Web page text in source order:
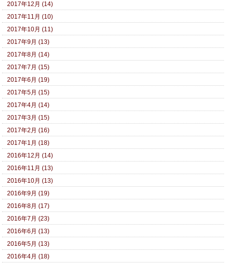
2017年12月 (14)
2017年11月 (10)
2017年10月 (11)
2017年9月 (13)
2017年8月 (14)
2017年7月 (15)
2017年6月 (19)
2017年5月 (15)
2017年4月 (14)
2017年3月 (15)
2017年2月 (16)
2017年1月 (18)
2016年12月 (14)
2016年11月 (13)
2016年10月 (13)
2016年9月 (19)
2016年8月 (17)
2016年7月 (23)
2016年6月 (13)
2016年5月 (13)
2016年4月 (18)